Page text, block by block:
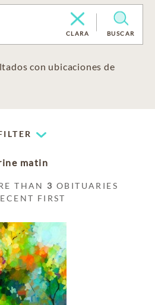
CLARA BUSCAR
con ubicaciones de
matin
THAN 3 OBITUARIES
FIRST